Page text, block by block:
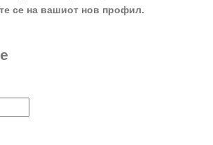
се на вашиот нов профил.